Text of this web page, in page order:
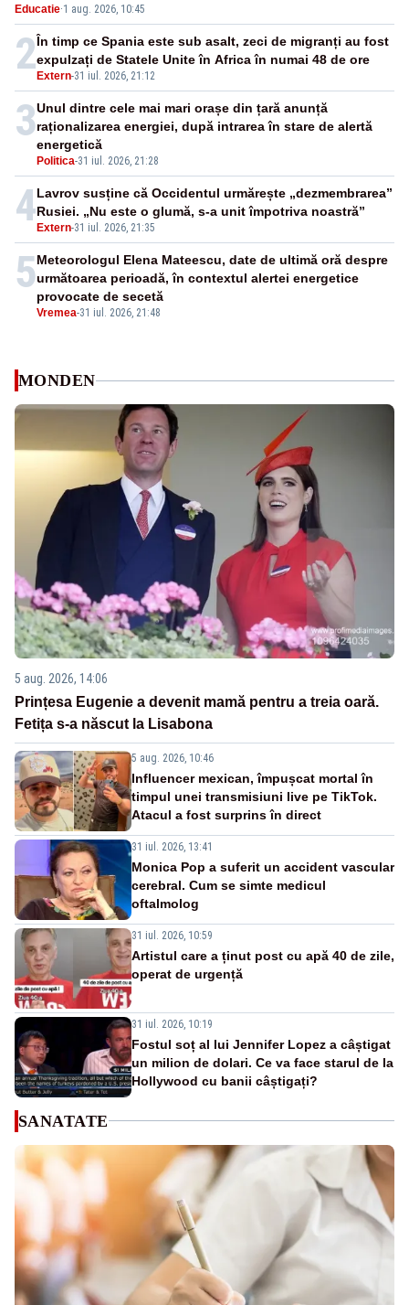
Educatie·1 aug. 2026, 10:45
2 Extern-31 iul. 2026, 21:12
În timp ce Spania este sub asalt, zeci de migranți au fost
expulzați de Statele Unite în Africa în numai 48 de ore
3
Politica-31 iul. 2026, 21:28
Unul dintre cele mai mari orașe din țară anunță
raționalizarea energiei, după intrarea în stare de alertă
energetică
4 Extern-31 iul. 2026, 21:35
Lavrov susține că Occidentul urmărește „dezmembrarea”
Rusiei. „Nu este o glumă, s-a unit împotriva noastră”
5
Vremea-31 iul. 2026, 21:48
Meteorologul Elena Mateescu, date de ultimă oră despre
următoarea perioadă, în contextul alertei energetice
provocate de secetă
MONDEN
5 aug. 2026, 14:06
Prințesa Eugenie a devenit mamă pentru a treia oară.
Fetița s-a născut la Lisabona
5 aug. 2026, 10:46
Influencer mexican, împușcat mortal în
timpul unei transmisiuni live pe TikTok.
Atacul a fost surprins în direct
31 iul. 2026, 13:41
Monica Pop a suferit un accident vascular
cerebral. Cum se simte medicul
oftalmolog
31 iul. 2026, 10:59
Artistul care a ținut post cu apă 40 de zile,
operat de urgență
31 iul. 2026, 10:19
Fostul soț al lui Jennifer Lopez a câștigat
un milion de dolari. Ce va face starul de la
Hollywood cu banii câștigați?
SANATATE